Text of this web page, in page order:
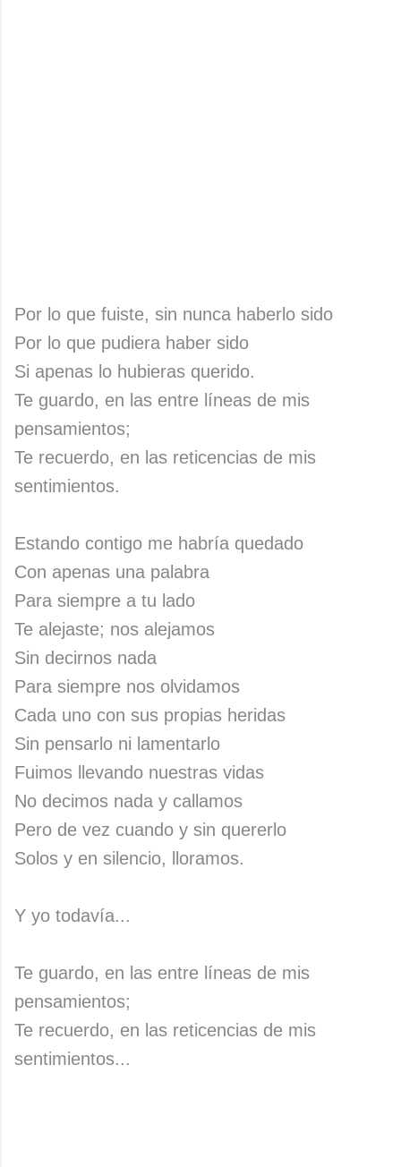
Por lo que fuiste, sin nunca haberlo sido
Por lo que pudiera haber sido
Si apenas lo hubieras querido.
Te guardo, en las entre líneas de mis
pensamientos;
Te recuerdo, en las reticencias de mis
sentimientos.
Estando contigo me habría quedado
Con apenas una palabra
Para siempre a tu lado
Te alejaste; nos alejamos
Sin decirnos nada
Para siempre nos olvidamos
Cada uno con sus propias heridas
Sin pensarlo ni lamentarlo
Fuimos llevando nuestras vidas
No decimos nada y callamos
Pero de vez cuando y sin quererlo
Solos y en silencio, lloramos.
Y yo todavía...
Te guardo, en las entre líneas de mis
pensamientos;
Te recuerdo, en las reticencias de mis
sentimientos...